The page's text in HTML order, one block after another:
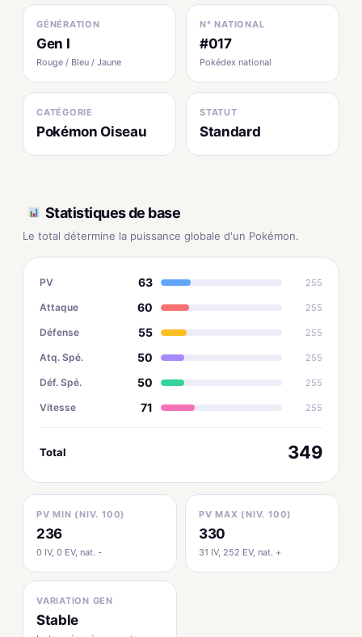
GÉNÉRATION
Gen I
Rouge / Bleu / Jaune
N° NATIONAL
#017
Pokédex national
CATÉGORIE
Pokémon Oiseau
STATUT
Standard
Statistiques de base
Le total détermine la puissance globale d'un Pokémon.
PV 63 255
Attaque 60 255
Défense 55 255
Atq. Spé. 50 255
Déf. Spé. 50 255
Vitesse 71 255
Total 349
PV MIN (NIV. 100)
236
0 IV, 0 EV, nat. -
PV MAX (NIV. 100)
330
31 IV, 252 EV, nat. +
VARIATION GEN
Stable